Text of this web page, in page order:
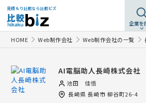
見積もり比較なら比較ビズ
企業を
HOME Web制作会社 Web制作会社の一覧
AI電脳助人長崎株式会社
池田 佳悟
長崎県 長崎市 柳谷町26-4